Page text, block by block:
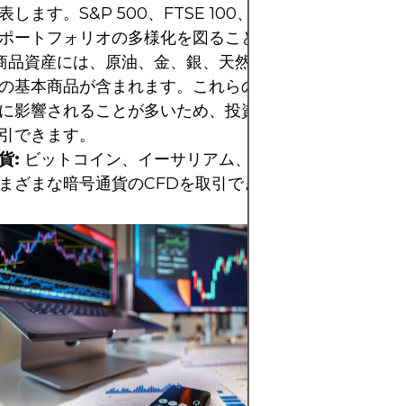
します。S&P 500、FTSE 100、DAXなどの指数を
ートフォリオの多様化を図ることができます。
品資産には、原油、金、銀、天然ガス、トウモロコシ
基本商品が含まれます。これらの商品価格は経済お
影響されることが多いため、投資家はこれらの価格
できます。
: ビットコイン、イーサリアム、リップル、ライトコ
ざまな暗号通貨のCFDを取引できます。